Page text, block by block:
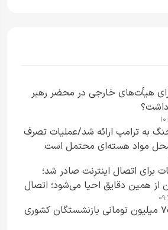
هیأت‌های خارجی در محضر رهبر
به ترامپ ارائه شد/عملیات تصرف
مواد هسته‌ای محتمل است
برای اتصال اینترنت صادر شد؛
از همین دقایق احیا می‌شود؛ اتصال
آغاز ثبت‌نام وام ۷۵ میلیون تومانی بازنشستگان کشوری